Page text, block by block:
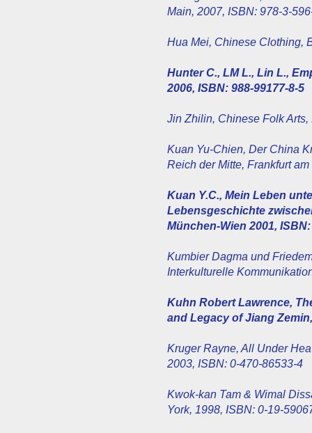
Main, 2007, ISBN: 978-3-
Hua Mei, Chinese Clothing,
Hunter C., LM L., Lin L.,
2006, ISBN: 988-99177-8-5
Jin Zhilin, Chinese Folk
Kuan Yu-Chien, Der China
Reich der Mitte, Frankfurt
Kuan Y.C., Mein Leben
Lebensgeschichte
München-Wien 2001,
Kumbier Dagma und
Interkulturelle
Kuhn Robert Lawrence,
and Legacy of Jiang
Kruger Rayne, All Under
2003, ISBN: 0-470-86533-4
Kwok-kan Tam & Wimal
York, 1998, ISBN: 0-19-